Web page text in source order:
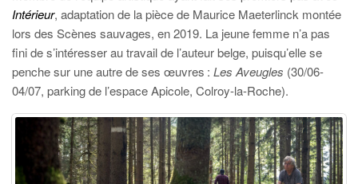
Intérieur, adaptation de la pièce de Maurice Maeterlinck montée
lors des Scènes sauvages, en 2019. La jeune femme n’a pas
fini de s’intéresser au travail de l’auteur belge, puisqu’elle se
penche sur une autre de ses œuvres : Les Aveugles (30/06-
04/07, parking de l’espace Apicole, Colroy-la-Roche).